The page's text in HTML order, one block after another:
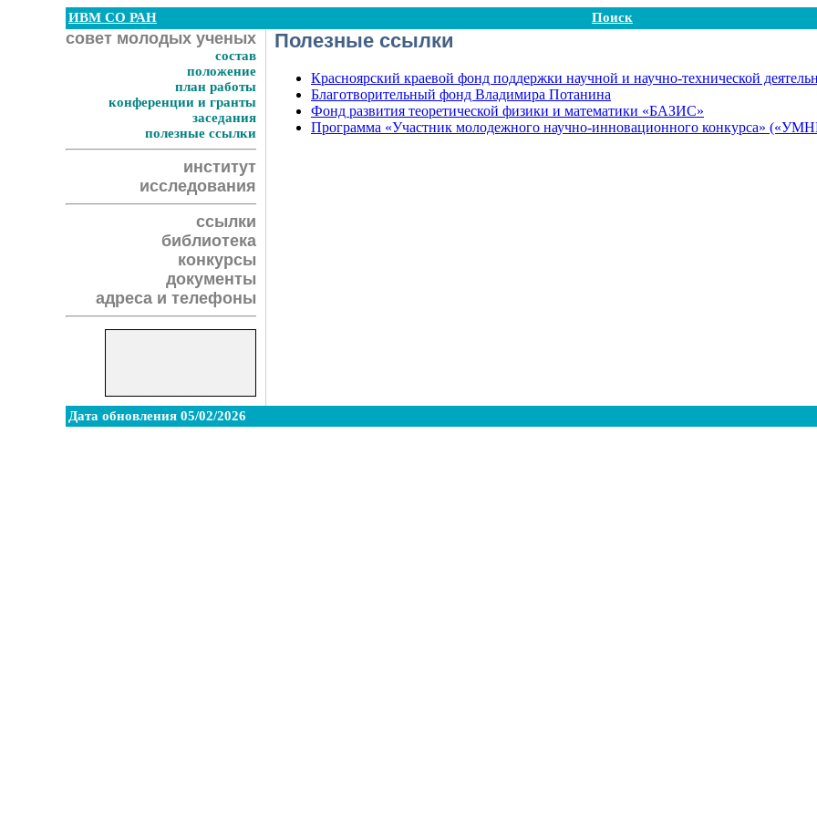
ИВМ СО РАН Поиск
совет молодых ученых
состав
положение
план работы
конференции и гранты
заседания
полезные ссылки
институт
исследования
ссылки
библиотека
конкурсы
документы
адреса и телефоны
Полезные ссылки
Красноярский краевой фонд поддержки научной и научно-технической
Благотворительный фонд Владимира Потанина
Фонд развития теоретической физики и математики «БАЗИС»
Программа «Участник молодежного научно-инновационного конкурса»
Дата обновления 05/02/2026